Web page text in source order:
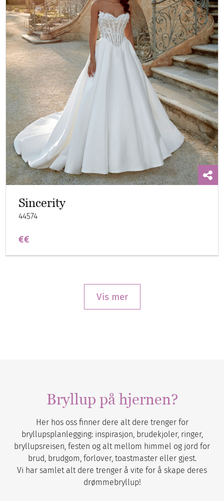
Sincerity
44574
€€
Vis mer
Bryllup på hjernen?
Her hos oss finner dere alt dere trenger for
bryllupsplanlegging: inspirasjon, brudekjoler, ringer,
bryllupsreisen, festen og alt mellom himmel og jord for
brud, brudgom, forlover, toastmaster eller gjest.
Vi har samlet alt dere trenger å vite for å skape deres
drømmebryllup!